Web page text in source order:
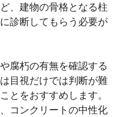
、建物の骨格となる柱
診断してもらう必要が
腐朽の有無を確認する
目視だけでは判断が難
とをおすすめします。
コンクリートの中性化